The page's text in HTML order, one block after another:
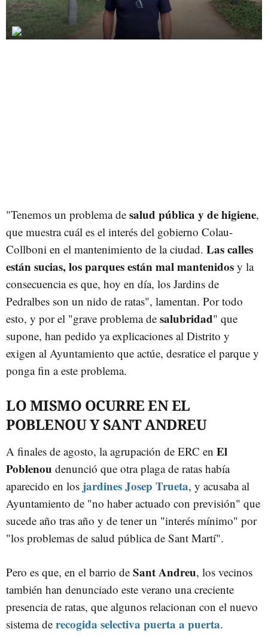
"Tenemos un problema de salud pública y de higiene,
que muestra cuál es el interés del gobierno Colau-
Collboni en el mantenimiento de la ciudad. Las calles
están sucias, los parques están mal mantenidos y la
consecuencia es que, hoy en día, los Jardins de
Pedralbes son un nido de ratas", lamentan. Por todo
esto, y por el "grave problema de salubridad" que
supone, han pedido ya explicaciones al Distrito y
exigen al Ayuntamiento que actúe, desratice el parque y
ponga fin a este problema.
LO MISMO OCURRE EN EL
POBLENOU Y SANT ANDREU
A finales de agosto, la agrupación de ERC en El
Poblenou denunció que otra plaga de ratas había
aparecido en los jardines Josep Trueta, y acusaba al
Ayuntamiento de "no haber actuado con previsión" que
sucede año tras año y de tener un "interés mínimo" por
"los problemas de salud pública de Sant Martí".
Pero es que, en el barrio de Sant Andreu, los vecinos
también han denunciado este verano una creciente
presencia de ratas, que algunos relacionan con el nuevo
sistema de recogida selectiva puerta a puerta.